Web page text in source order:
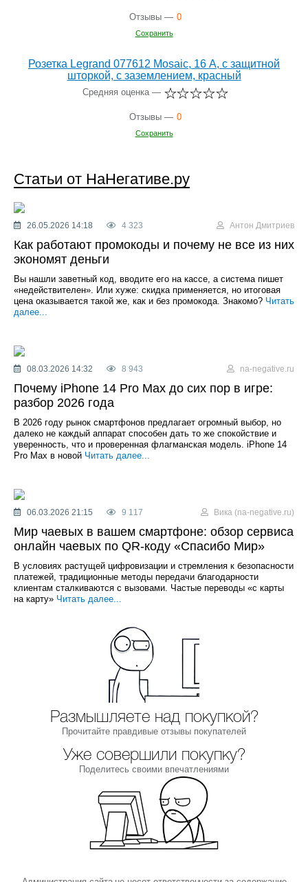
Отзывы — 0
Сохранить
Розетка Legrand 077612 Mosaic, 16 А, с защитной
шторкой, с заземлением, красный
Средняя оценка —
Отзывы — 0
Сохранить
Статьи от НаНегативе.ру
26.05.2026 14:18 4 323 Антон Дмитриев
Как работают промокоды и почему не все из них
экономят деньги
Вы нашли заветный код, вводите его на кассе, а система пишет
«недействителен». Или хуже: скидка применяется, но итоговая
цена оказывается такой же, как и без промокода. Знакомо? Читать
далее...
08.03.2026 14:32 8 943 na-negative.ru
Почему iPhone 14 Pro Max до сих пор в игре:
разбор 2026 года
В 2026 году рынок смартфонов предлагает огромный выбор, но
далеко не каждый аппарат способен дать то же спокойствие и
уверенность, что и проверенная флагманская модель. iPhone 14
Pro Max в новой Читать далее...
06.03.2026 21:15 9 117 Вика (na-negative.ru)
Мир чаевых в вашем смартфоне: обзор сервиса
онлайн чаевых по QR-коду «Спасибо Мир»
В условиях растущей цифровизации и стремления к безопасности
платежей, традиционные методы передачи благодарности
клиентам сталкиваются с вызовами. Частые переводы «с карты
на карту» Читать далее...
Размышляете над покупкой?
Прочитайте правдивые отзывы покупателей
Уже совершили покупку?
Поделитесь своими впечатлениями